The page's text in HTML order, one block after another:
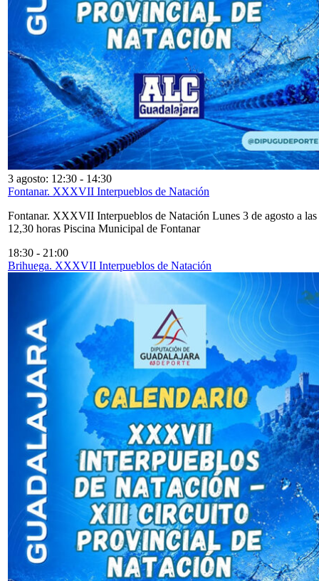
3 agosto: 12:30 - 14:30
Fontanar. XXXVII Interpueblos de Natación
Fontanar. XXXVII Interpueblos de Natación Lunes 3 de agosto a las
12,30 horas Piscina Municipal de Fontanar
18:30 - 21:00
Brihuega. XXXVII Interpueblos de Natación